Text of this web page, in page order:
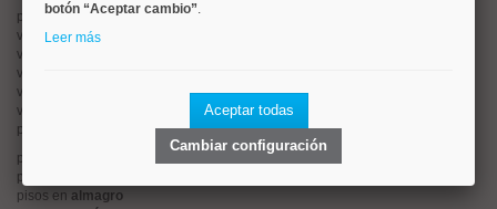
pisos enciudad jardín
viviendas enretiro
viviendas en
viviendas en
viviendas en
viviendas en
pisos en
pisos en
pisos en
pisos en almagro
botón “Aceptar cambio”.
Leer más
Aceptar todas
Cambiar configuración